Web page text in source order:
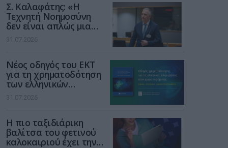
Σ. Καλαφάτης: «Η
Τεχνητή Νοημοσύνη
δεν είναι απλώς μια
νέα τεχνολογία, είναι
μια νέα βιομηχανική
31.07.2026
Νέος οδηγός του ΕΚΤ
για τη χρηματοδότηση
των ελληνικών
επιχειρήσεων στον
χώρο της άμυνας
31.07.2026
Η πιο ταξιδιάρικη
βαλίτσα του φετινού
καλοκαιριού έχει την